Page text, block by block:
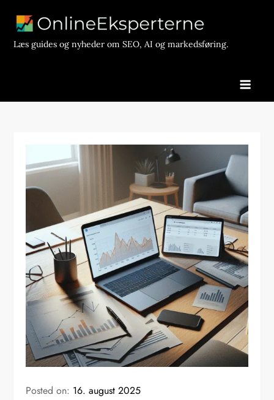
contentLæs guides og nyheder om SEO, AI og markedsføring.
Posted on: 16. august 2025